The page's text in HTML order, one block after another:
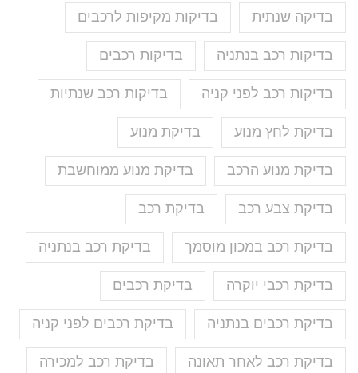
בדיקה שנתית בדיקות מקיפות לרכבים
בדיקות רכב בנתניה בדיקות רכבים
בדיקות רכב לפני קניה בדיקות רכב שנתיות
בדיקת לחץ מנוע בדיקת מנוע
בדיקת מנוע הרכב בדיקת מנוע ממוחשבת
בדיקת צבע רכב בדיקת רכב
בדיקת רכב במכון מוסמך בדיקת רכב בנתניה
בדיקת רכבי יוקרה בדיקת רכבים
בדיקת רכבים בנתניה בדיקת רכבים לפני קניה
בדיקת רכב לאחר תאונה בדיקת רכב למכירה